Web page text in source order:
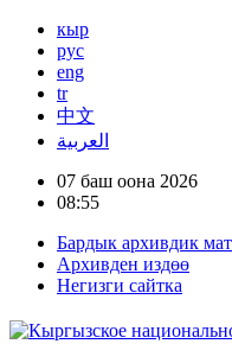
кыр
рус
eng
tr
中文
العربية
07 баш оона 2026
08:55
Бардык архивдик
Архивден издөө
Негизги сайтка